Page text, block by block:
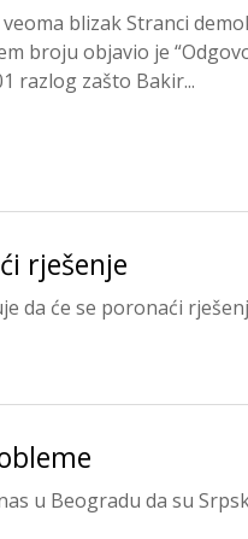
blizak Stranci
broju objavio je
razlog zašto Bakir...
rješenje
da će se poronaći
u Beogradu da su